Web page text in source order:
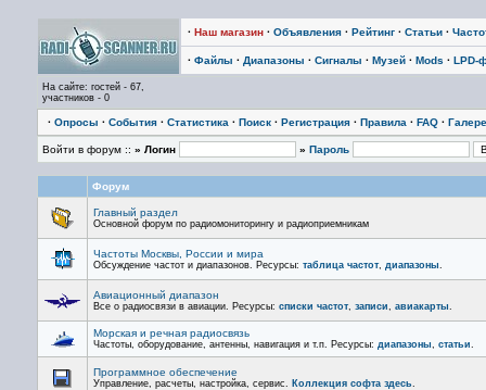
· Наш магазин · Объявления · Рейтинг · Статьи ·
· Файлы · Диапазоны · Сигналы · Музей · Mods · LPD-
На сайте: гостей - 67,
участников - 0
· Опросы · События · Статистика · Поиск · Регистрация · Правила · FAQ ·
Войти в форум :: » Логин » Пароль
Форум
Главный раздел
Основной форум по радиомониторингу и радиоприемникам
Частоты Москвы, России и мира
Обсуждение частот и диапазонов. Ресурсы: таблица частот, диапазоны.
Авиационный диапазон
Все о радиосвязи в авиации. Ресурсы: списки частот, записи, авиакарты.
Морская и речная радиосвязь
Частоты, оборудование, антенны, навигация и т.п. Ресурсы: диапазоны, статьи.
Программное обеспечение
Управление, расчеты, настройка, сервис. Коллекция софта здесь.